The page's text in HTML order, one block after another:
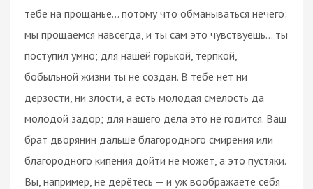
тебе на прощанье… потому что обманываться нечего:
мы прощаемся навсегда, и ты сам это чувствуешь… ты
поступил умно; для нашей горькой, терпкой,
бобыльной жизни ты не создан. В тебе нет ни
дерзости, ни злости, а есть молодая смелость да
молодой задор; для нашего дела это не годится. Ваш
брат дворянин дальше благородного смирения или
благородного кипения дойти не может, а это пустяки.
Вы, например, не дерётесь — и уж воображаете себя